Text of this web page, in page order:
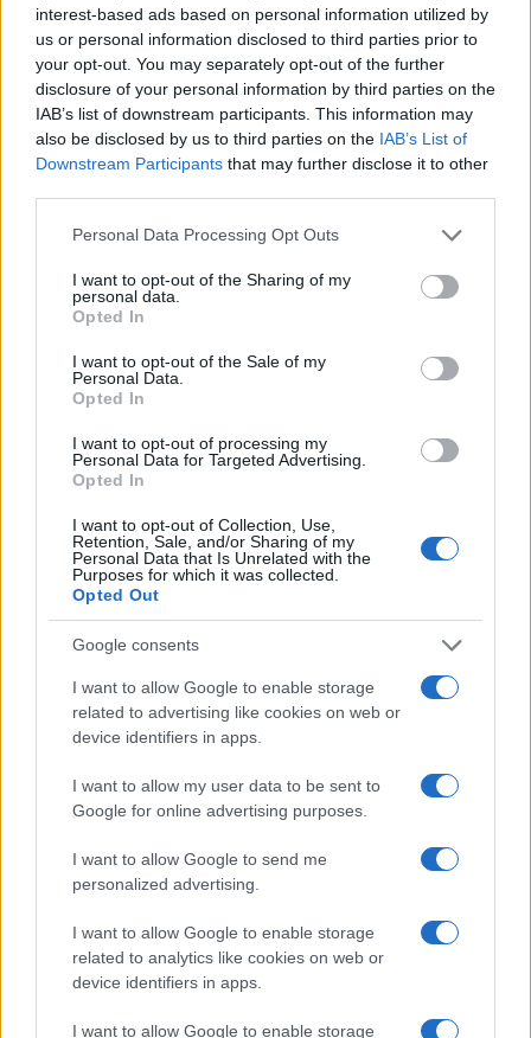
interest-based ads based on personal information utilized by
us or personal information disclosed to third parties prior to
your opt-out. You may separately opt-out of the further
disclosure of your personal information by third parties on the
IAB’s list of downstream participants. This information may
also be disclosed by us to third parties on the IAB’s List of
Downstream Participants that may further disclose it to other
Please note that this website/app uses one or more Google
not limited to your visit or usage behaviour. You may click to
grant or deny consent to Google and its third-party tags to
use your data for below specified purposes in below Google
consent section.
Personal Data Processing Opt Outs
I want to opt-out of the Sharing of my
personal data.
Opted In
I want to opt-out of the Sale of my
Personal Data.
Opted In
I want to opt-out of processing my
Personal Data for Targeted Advertising.
Opted In
I want to opt-out of Collection, Use,
Retention, Sale, and/or Sharing of my
Personal Data that Is Unrelated with the
Purposes for which it was collected.
Opted Out
Google consents
I want to allow Google to enable storage
related to advertising like cookies on web or
device identifiers in apps.
I want to allow my user data to be sent to
Google for online advertising purposes.
I want to allow Google to send me
personalized advertising.
I want to allow Google to enable storage
related to analytics like cookies on web or
device identifiers in apps.
I want to allow Google to enable storage
AUTORE
AiAdhubMedia
Continua a leggere